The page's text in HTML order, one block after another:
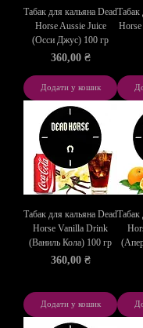
Табак для кальяна Dead
Horse Aussie Juice
(Осси Джус) 100 гр
Ціна
360,00 ₴
Додати у кошик
Табак
Табак для кальяна Dead
Horse Vanilla Drink
(Ваниль Кола) 100 гр
Ціна
360,00 ₴
Додати у кошик
Табак